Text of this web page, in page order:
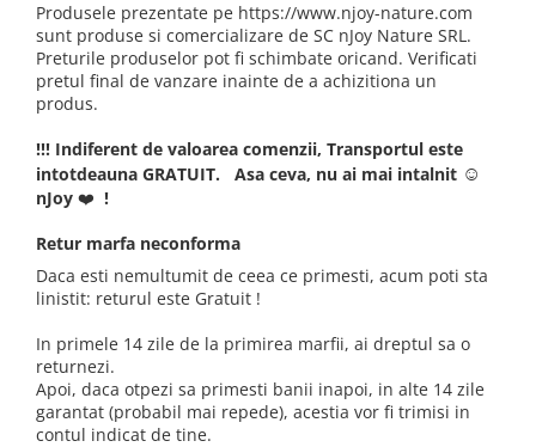
Produsele prezentate pe https://www.njoy-nature.com
sunt produse si comercializare de SC nJoy Nature SRL.
Preturile produselor pot fi schimbate oricand. Verificati
pretul final de vanzare inainte de a achizitiona un
produs.
!!! Indiferent de valoarea comenzii, Transportul este
intotdeauna GRATUIT. Asa ceva, nu ai mai intalnit ☺
nJoy ❤️ !
Retur marfa neconforma
Daca esti nemultumit de ceea ce primesti, acum poti sta
linistit: returul este Gratuit !
In primele 14 zile de la primirea marfii, ai dreptul sa o
returnezi.
Apoi, daca otpezi sa primesti banii inapoi, in alte 14 zile
garantat (probabil mai repede), acestia vor fi trimisi in
contul indicat de tine.